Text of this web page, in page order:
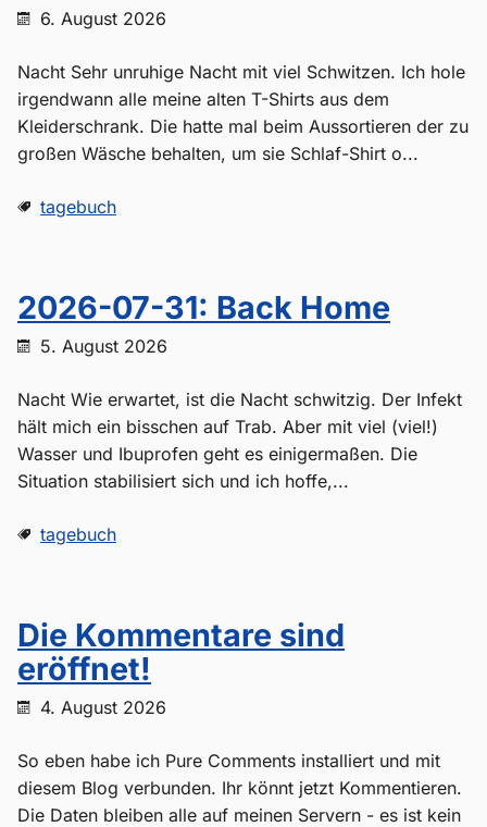
6. August 2026
Nacht Sehr unruhige Nacht mit viel Schwitzen. Ich hole
irgendwann alle meine alten T-Shirts aus dem
Kleiderschrank. Die hatte mal beim Aussortieren der zu
großen Wäsche behalten, um sie Schlaf-Shirt o...
tagebuch
2026-07-31: Back Home
5. August 2026
Nacht Wie erwartet, ist die Nacht schwitzig. Der Infekt
hält mich ein bisschen auf Trab. Aber mit viel (viel!)
Wasser und Ibuprofen geht es einigermaßen. Die
Situation stabilisiert sich und ich hoffe,...
tagebuch
Die Kommentare sind
eröffnet!
4. August 2026
So eben habe ich Pure Comments installiert und mit
diesem Blog verbunden. Ihr könnt jetzt Kommentieren.
Die Daten bleiben alle auf meinen Servern - es ist kein